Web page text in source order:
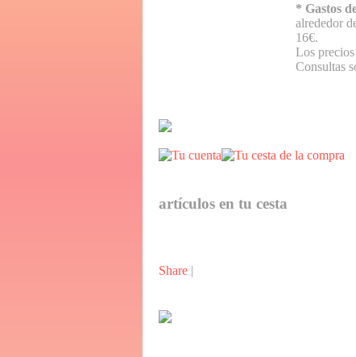
* Gastos
alrededor
16€.
Los
Consultas
artículos en tu cesta
Share |